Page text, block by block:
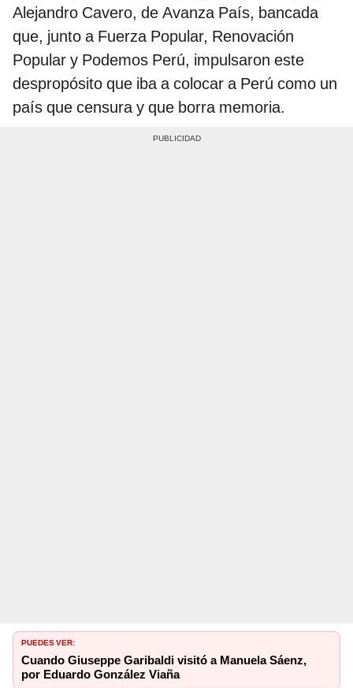
Alejandro Cavero, de Avanza País, bancada
que, junto a Fuerza Popular, Renovación
Popular y Podemos Perú, impulsaron este
despropósito que iba a colocar a Perú como un
país que censura y que borra memoria.
PUEDES VER:
Cuando Giuseppe Garibaldi visitó a Manuela Sáenz,
por Eduardo González Viaña